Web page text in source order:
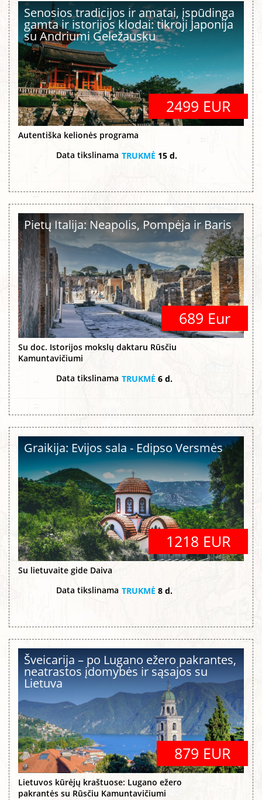
Senosios tradicijos ir amatai, įspūdinga
gamta ir istorijos klodai: tikroji Japonija
su Andriumi Geležausku
2499 EUR
Autentiška kelionės programa
Data tikslinama TRUKMĖ 15 d.
Pietų Italija: Neapolis, Pompėja ir Baris
689 Eur
Su doc. Istorijos mokslų daktaru Rūsčiu
Kamuntavičiumi
Data tikslinama TRUKMĖ 6 d.
Graikija: Evijos sala - Edipso Versmės
1218 EUR
Su lietuvaite gide Daiva
Data tikslinama TRUKMĖ 8 d.
Šveicarija – po Lugano ežero pakrantes,
neatrastos įdomybės ir sąsajos su
Lietuva
879 EUR
Lietuvos kūrėjų kraštuose: Lugano ežero
pakrantės su Rūsčiu Kamuntavičiumi